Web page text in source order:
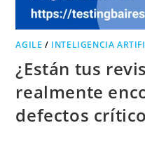
AGILE / INTELIGENCIA
¿Están tus
realmente
defectos